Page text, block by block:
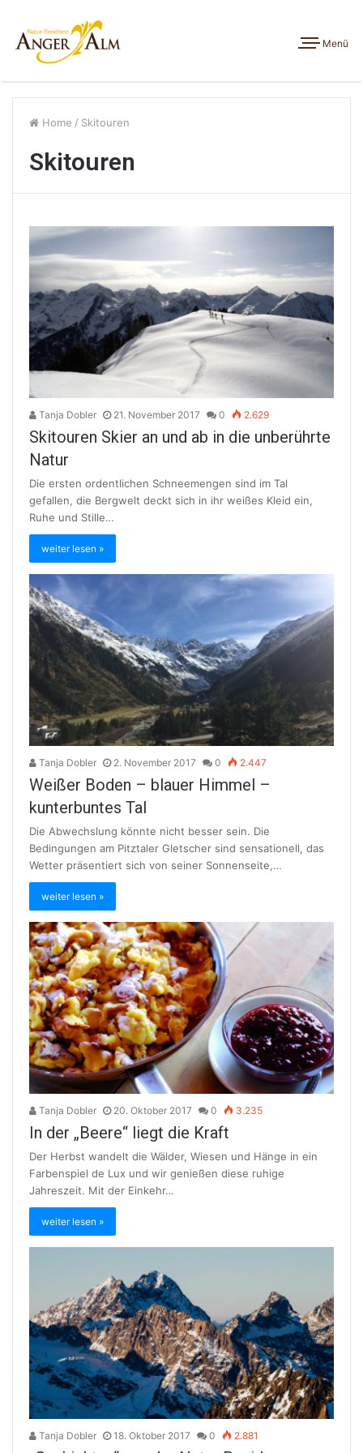
Menü
Home / Skitouren
Skitouren
Tanja Dobler 21. November 2017 0 2.629
Skitouren Skier an und ab in die unberührte
Natur
Die ersten ordentlichen Schneemengen sind im Tal
gefallen, die Bergwelt deckt sich in ihr weißes Kleid ein,
Ruhe und Stille…
weiter lesen »
Tanja Dobler 2. November 2017 0 2.447
Weißer Boden – blauer Himmel –
kunterbuntes Tal
Die Abwechslung könnte nicht besser sein. Die
Bedingungen am Pitztaler Gletscher sind sensationell, das
Wetter präsentiert sich von seiner Sonnenseite,…
weiter lesen »
Tanja Dobler 20. Oktober 2017 0 3.235
In der „Beere“ liegt die Kraft
Der Herbst wandelt die Wälder, Wiesen und Hänge in ein
Farbenspiel de Lux und wir genießen diese ruhige
Jahreszeit. Mit der Einkehr…
weiter lesen »
Tanja Dobler 18. Oktober 2017 0 2.881